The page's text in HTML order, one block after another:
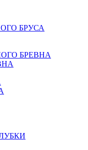
БРУСА
БРЕВНА